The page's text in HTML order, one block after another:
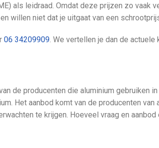
als leidraad. Omdat deze prijzen zo vaak
willen niet dat je uitgaat van een
06 34209909. We vertellen je dan de actuele
de producenten die aluminium gebruiken
Het aanbod komt van de producenten van
te krijgen. Hoeveel vraag en aanbod